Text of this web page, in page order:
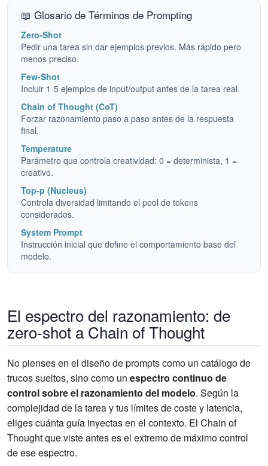
📖 Glosario de Términos de Prompting
Zero-Shot
Pedir una tarea sin dar ejemplos previos. Más rápido pero
menos preciso.
Few-Shot
Incluir 1-5 ejemplos de input/output antes de la tarea real.
Chain of Thought (CoT)
Forzar razonamiento paso a paso antes de la respuesta
final.
Temperature
Parámetro que controla creatividad: 0 = determinista, 1 =
creativo.
Top-p (Nucleus)
Controla diversidad limitando el pool de tokens
considerados.
System Prompt
Instrucción inicial que define el comportamiento base del
modelo.
El espectro del razonamiento: de
zero-shot a Chain of Thought
No pienses en el diseño de prompts como un catálogo de
trucos sueltos, sino como un espectro continuo de
control sobre el razonamiento del modelo. Según la
complejidad de la tarea y tus límites de coste y latencia,
eliges cuánta guía inyectas en el contexto. El Chain of
Thought que viste antes es el extremo de máximo control
de ese espectro.